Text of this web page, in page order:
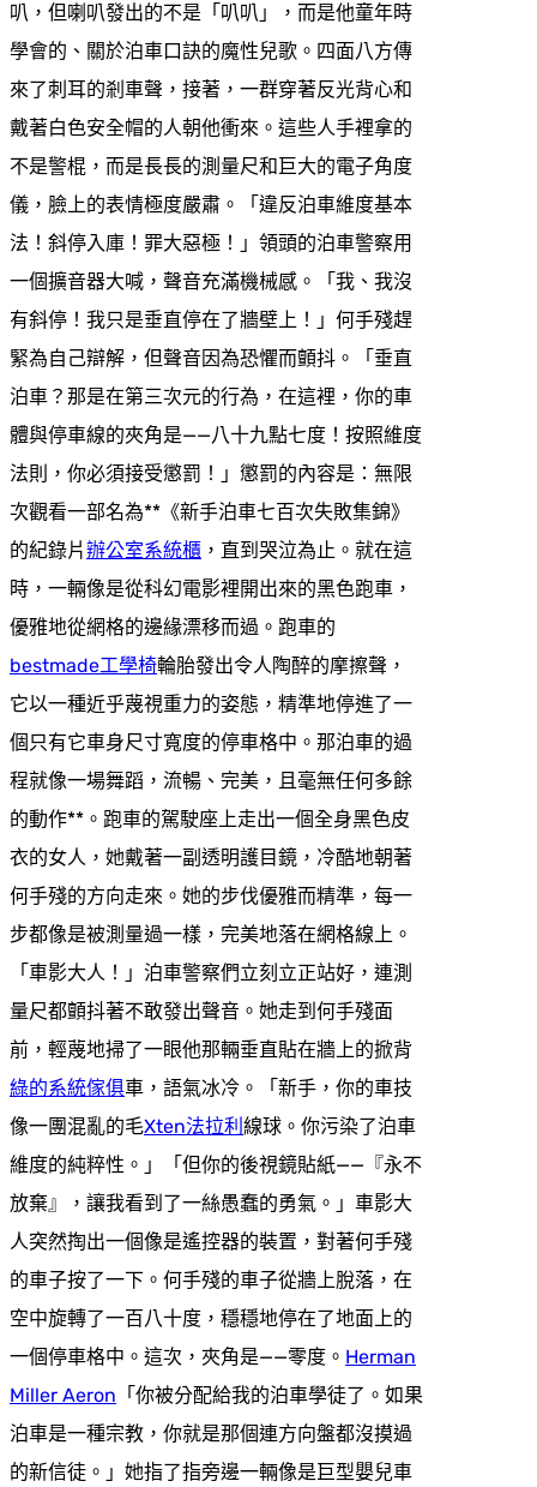
叭，但喇叭發出的不是「叭叭」，而是他童年時
學會的、關於泊車口訣的魔性兒歌。四面八方傳
來了刺耳的剎車聲，接著，一群穿著反光背心和
戴著白色安全帽的人朝他衝來。這些人手裡拿的
不是警棍，而是長長的測量尺和巨大的電子角度
儀，臉上的表情極度嚴肅。「違反泊車維度基本
法！斜停入庫！罪大惡極！」領頭的泊車警察用
一個擴音器大喊，聲音充滿機械感。「我、我沒
有斜停！我只是垂直停在了牆壁上！」何手殘趕
緊為自己辯解，但聲音因為恐懼而顫抖。「垂直
泊車？那是在第三次元的行為，在這裡，你的車
體與停車線的夾角是——八十九點七度！按照維度
法則，你必須接受懲罰！」懲罰的內容是：無限
次觀看一部名為**《新手泊車七百次失敗集錦》
的紀錄片辦公室系統櫃 ，直到哭泣為止。就在這
時，一輛像是從科幻電影裡開出來的黑色跑車，
優雅地從網格的邊緣漂移而過。跑車的
bestmade工學椅輪胎發出令人陶醉的摩擦聲，
它以一種近乎蔑視重力的姿態，精準地停進了一
個只有它車身尺寸寬度的停車格中。那泊車的過
程就像一場舞蹈，流暢、完美，且毫無任何多餘
的動作**。跑車的駕駛座上走出一個全身黑色皮
衣的女人，她戴著一副透明護目鏡，冷酷地朝著
何手殘的方向走來。她的步伐優雅而精準，每一
步都像是被測量過一樣，完美地落在網格線上。
「車影大人！」泊車警察們立刻立正站好，連測
量尺都顫抖著不敢發出聲音。她走到何手殘面
前，輕蔑地掃了一眼他那輛垂直貼在牆上的掀背
綠的系統傢俱車，語氣冰冷。「新手，你的車技
像一團混亂的毛Xten法拉利 線球。你污染了泊車
維度的純粹性。」「但你的後視鏡貼紙——『永不
放棄』，讓我看到了一絲愚蠢的勇氣。」車影大
人突然掏出一個像是遙控器的裝置，對著何手殘
的車子按了一下。何手殘的車子從牆上脫落，在
空中旋轉了一百八十度，穩穩地停在了地面上的
一個停車格中。這次，夾角是——零度。 Herman
Miller Aeron 「你被分配給我的泊車學徒了。如果
泊車是一種宗教，你就是那個連方向盤都沒摸過
的新信徒。」她指了指旁邊一輛像是巨型嬰兒車